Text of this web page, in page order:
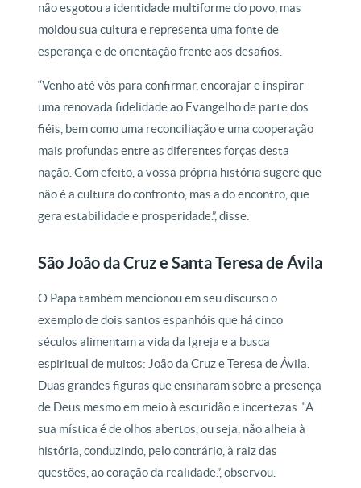
não esgotou a identidade multiforme do povo, mas
moldou sua cultura e representa uma fonte de
esperança e de orientação frente aos desafios.
“Venho até vós para confirmar, encorajar e inspirar
uma renovada fidelidade ao Evangelho de parte dos
fiéis, bem como uma reconciliação e uma cooperação
mais profundas entre as diferentes forças desta
nação. Com efeito, a vossa própria história sugere que
não é a cultura do confronto, mas a do encontro, que
gera estabilidade e prosperidade.”, disse.
São João da Cruz e Santa Teresa de Ávila
O Papa também mencionou em seu discurso o
exemplo de dois santos espanhóis que há cinco
séculos alimentam a vida da Igreja e a busca
espiritual de muitos: João da Cruz e Teresa de Ávila.
Duas grandes figuras que ensinaram sobre a presença
de Deus mesmo em meio à escuridão e incertezas. “A
sua mística é de olhos abertos, ou seja, não alheia à
história, conduzindo, pelo contrário, à raiz das
questões, ao coração da realidade.”, observou.